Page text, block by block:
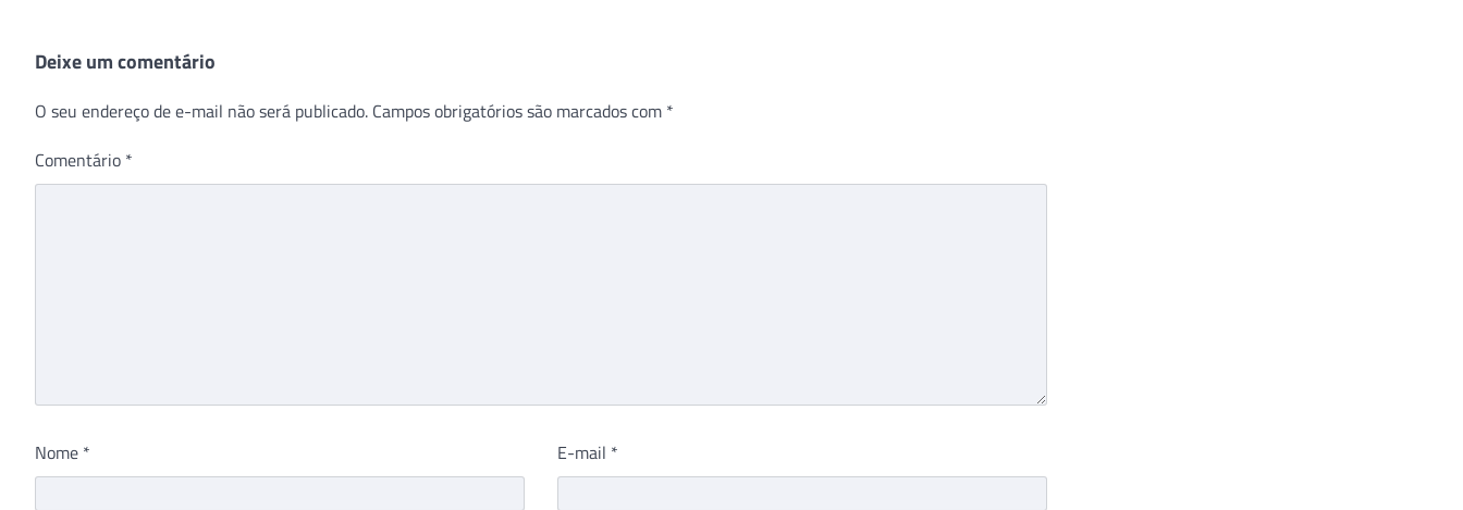
Deixe um comentário
O seu endereço de e-mail não será publicado. Campos obrigatórios são marcados com *
Comentário *
Nome * E-mail *